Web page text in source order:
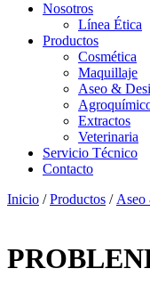
Nosotros
Línea Ética
Productos
Cosmética
Maquillaje
Aseo &
Extractos
Veterinaria
Servicio Técnico
Contacto
Inicio /Productos / Aseo